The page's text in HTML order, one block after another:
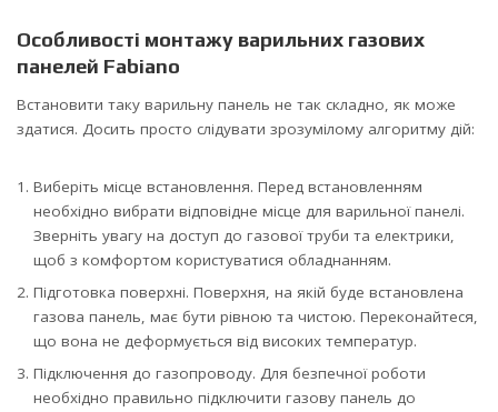
Особливості монтажу варильних газових
панелей Fabiano
Встановити таку варильну панель не так складно, як може
здатися. Досить просто слідувати зрозумілому алгоритму дій:
Виберіть місце встановлення. Перед встановленням
необхідно вибрати відповідне місце для варильної панелі.
Зверніть увагу на доступ до газової труби та електрики,
щоб з комфортом користуватися обладнанням.
Підготовка поверхні. Поверхня, на якій буде встановлена
газова панель, має бути рівною та чистою. Переконайтеся,
що вона не деформується від високих температур.
Підключення до газопроводу. Для безпечної роботи
необхідно правильно підключити газову панель до